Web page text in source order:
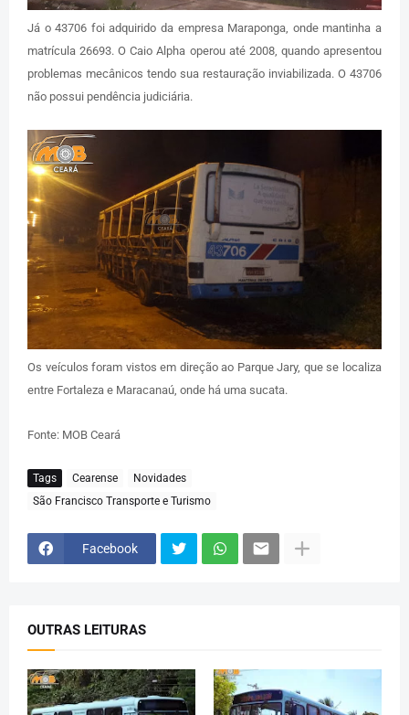
Já o 43706 foi adquirido da empresa Maraponga, onde mantinha a
matrícula 26693. O Caio Alpha operou até 2008, quando apresentou
problemas mecânicos tendo sua restauração inviabilizada. O 43706
não possui pendência judiciária.
Os veículos foram vistos em direção ao Parque Jary, que se localiza
entre Fortaleza e Maracanaú, onde há uma sucata.
Fonte: MOB Ceará
Tags Cearense
Novidades
São Francisco Transporte e Turismo
Facebook
OUTRAS LEITURAS